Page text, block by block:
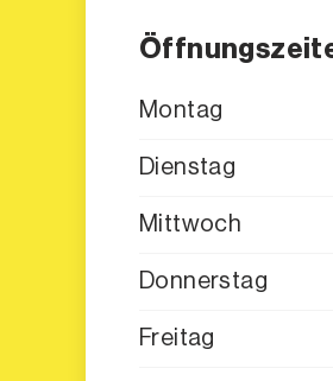
Montag
Dienstag
Mittwoch
Donnerstag
Freitag